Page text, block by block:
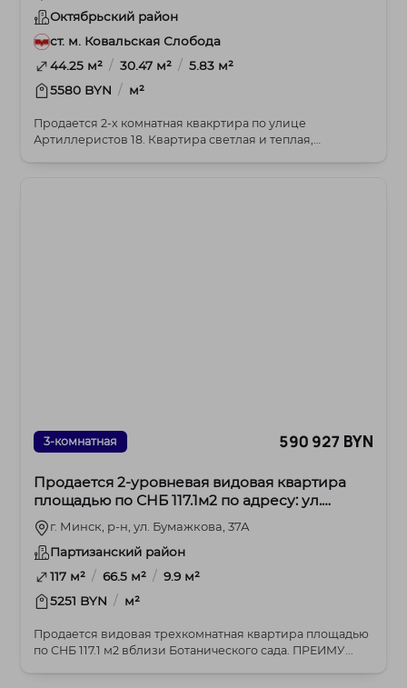
Октябрьский район
ст. м. Ковальская Слобода
44.25 м² / 30.47 м² / 5.83 м²
5580 BYN / м²
Продается 2-х комнатная квакртира по улице
Артиллеристов 18. Квартира светлая и теплая,
3-комнатная 590 927 BYN
Продается 2-уровневая видовая квартира
площадью по СНБ 117.1м2 по адресу: ул.
Бумажкова, 37А
г. Минск, р-н, ул. Бумажкова, 37А
Партизанский район
117 м² / 66.5 м² / 9.9 м²
5251 BYN / м²
Продается видовая трехкомнатная квартира площадью
по СНБ 117.1 м2 вблизи Ботанического сада. ПРЕИМУ...